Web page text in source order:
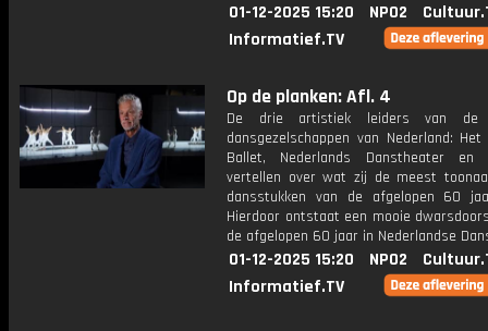
01-12-2025 15:20 NPO2
Informatief.TV
Op de planken: Afl. 4
De drie artistiek leiders van de
dansgezelschappen van Nederland: Het
Ballet, Nederlands Danstheater en
vertellen over wat zij de meest
dansstukken van de afgelopen 60
Hierdoor ontstaat een mooie
de afgelopen 60 jaar in Nederlandse
01-12-2025 15:20 NPO2
Informatief.TV